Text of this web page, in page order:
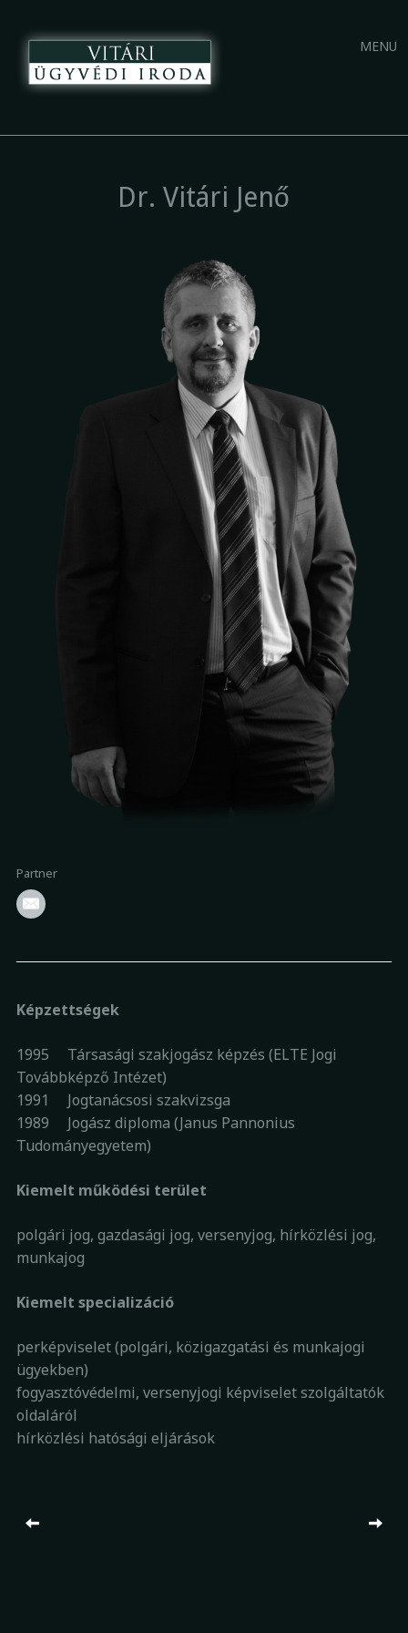
MENU
Dr. Vitári Jenő
Partner
Képzettségek
1995 Társasági szakjogász képzés (ELTE Jogi
Továbbképző Intézet)
1991 Jogtanácsosi szakvizsga
1989 Jogász diploma (Janus Pannonius
Tudományegyetem)
Kiemelt működési terület
polgári jog, gazdasági jog, versenyjog, hírközlési jog,
munkajog
Kiemelt specializáció
perképviselet (polgári, közigazgatási és munkajogi
ügyekben)
fogyasztóvédelmi, versenyjogi képviselet szolgáltatók
oldaláról
hírközlési hatósági eljárások
Post navigation